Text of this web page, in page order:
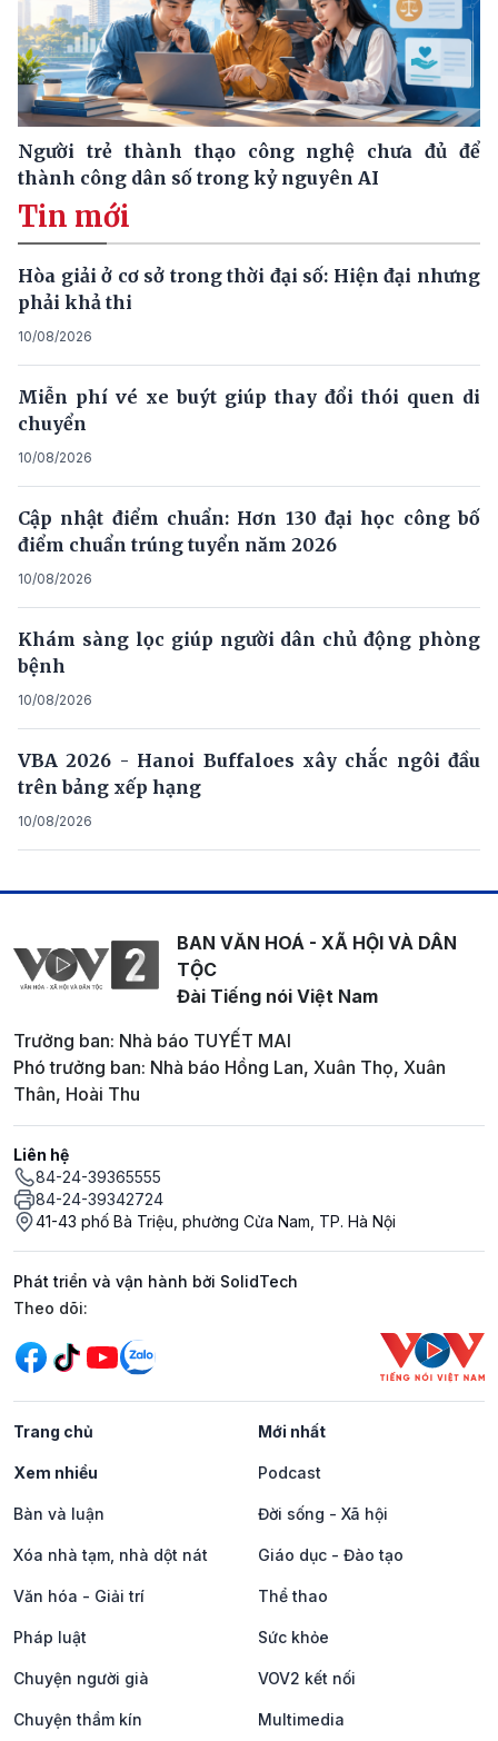
Người trẻ thành thạo công nghệ chưa đủ để
thành công dân số trong kỷ nguyên AI
Tin mới
Hòa giải ở cơ sở trong thời đại số: Hiện đại nhưng
phải khả thi
10/08/2026
Miễn phí vé xe buýt giúp thay đổi thói quen di
chuyển
10/08/2026
Cập nhật điểm chuẩn: Hơn 130 đại học công bố
điểm chuẩn trúng tuyển năm 2026
10/08/2026
Khám sàng lọc giúp người dân chủ động phòng
bệnh
10/08/2026
VBA 2026 - Hanoi Buffaloes xây chắc ngôi đầu
trên bảng xếp hạng
10/08/2026
BAN VĂN HOÁ - XÃ HỘI VÀ DÂN
TỘC
Đài Tiếng nói Việt Nam
Trưởng ban: Nhà báo TUYẾT MAI
Phó trưởng ban: Nhà báo Hồng Lan, Xuân Thọ, Xuân
Thân, Hoài Thu
Liên hệ
84-24-39365555
84-24-39342724
41-43 phố Bà Triệu, phường Cửa Nam, TP. Hà Nội
Phát triển và vận hành bởi SolidTech
Mạng xã hội
Theo dõi:
Trang chủ Mới nhất
Xem nhiều Podcast
Bàn và luận Đời sống - Xã hội
Xóa nhà tạm, nhà dột nát Giáo dục - Đào tạo
Văn hóa - Giải trí Thể thao
Pháp luật Sức khỏe
Chuyện người già VOV2 kết nối
Chuyện thầm kín Multimedia